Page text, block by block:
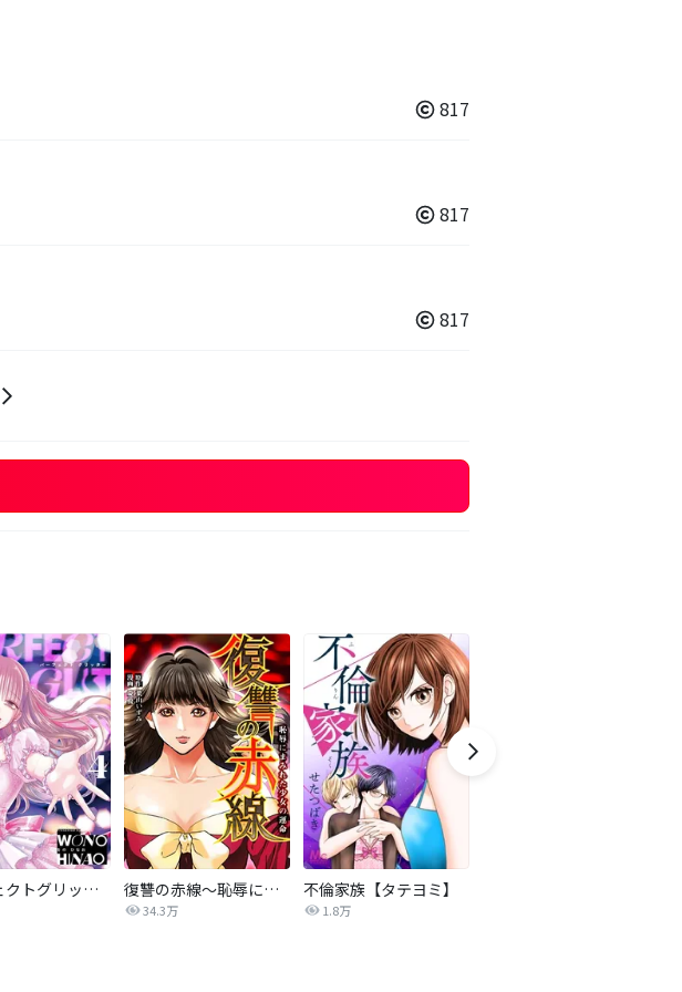
817
817
817
パーフェクトグリッター 復讐の赤線～恥辱にまみれた少女の運命～【タテヨミ】
34.3万
不倫家族【タテヨミ】
1.8万